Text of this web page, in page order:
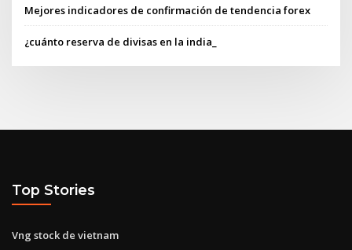
Mejores indicadores de confirmación de tendencia forex
¿cuánto reserva de divisas en la india_
Top Stories
Vng stock de vietnam